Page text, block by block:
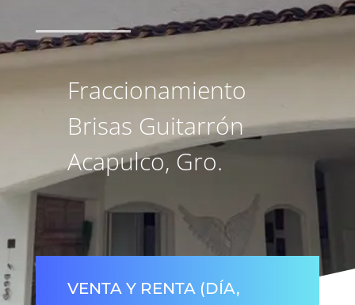
Fraccionamiento
Brisas Guitarrón
Acapulco, Gro.
VENTA Y RENTA (DÍA,